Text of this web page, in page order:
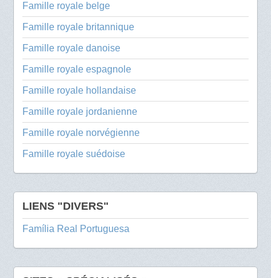
Famille royale belge
Famille royale britannique
Famille royale danoise
Famille royale espagnole
Famille royale hollandaise
Famille royale jordanienne
Famille royale norvégienne
Famille royale suédoise
LIENS "DIVERS"
Família Real Portuguesa